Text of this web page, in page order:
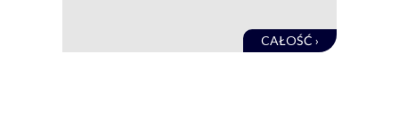
CAŁOŚĆ ›